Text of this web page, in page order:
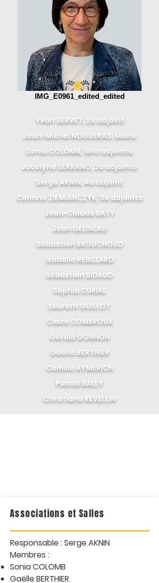
IMG_E0961_edited_edited
Yvan SERVET, 2e adjoint
Jean-Michel NOGUERAS, Maire
Sonia COLOMB, 1ère adjointe
Jocelyne SERRANO, 3e adjointe
Serge AKNIN, 4e adjoint
Corinne ZIEMIANCZYK, 5e adjointe
Jean-Claude BATY
Jean GELINEAU
Sébastien BROUCHOUD
Isabelle REBILLARD
Sébastien BIDAUD
Sophia CURIAL
Laurent GUILLOT
Claire COMBROUX
Gérald GONNON
Gaëlle BERTHIER
Camille AYMERICH
Pascal BALLY
Christiane REVELLIN
Associations et Salles
Responsable : Serge AKNIN
Membres :
Sonia COLOMB
Gaëlle BERTHIER